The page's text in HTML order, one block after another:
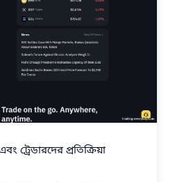
ট্রেডারদের প্রতিক্রিয়া